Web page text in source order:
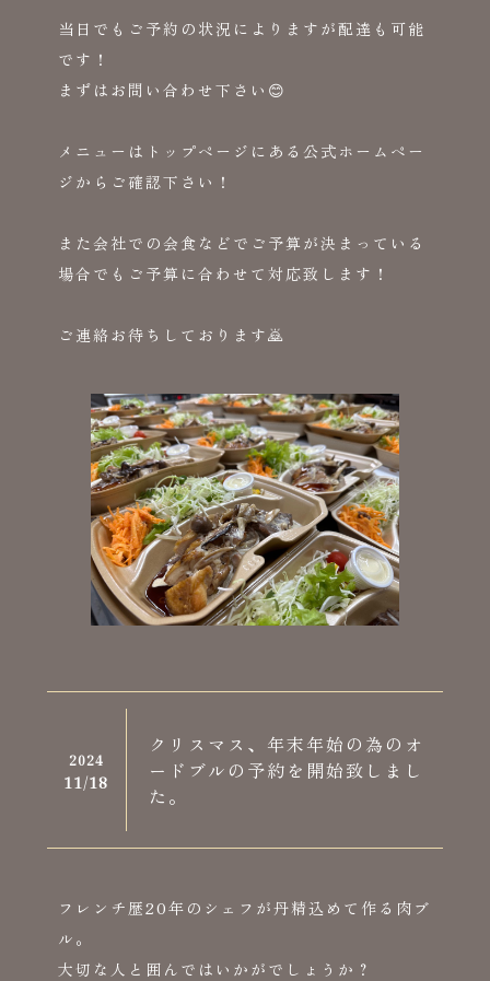
当日でもご予約の状況によりますが配達も可能
です！
まずはお問い合わせ下さい😊
メニューはトップページにある公式ホームペー
ジからご確認下さい！
また会社での会食などでご予算が決まっている
場合でもご予算に合わせて対応致します！
ご連絡お待ちしております🙇
2024
11/18
クリスマス、年末年始の為のオ
ードブルの予約を開始致しまし
た。
フレンチ歴20年のシェフが丹精込めて作る肉ブ
ル。
大切な人と囲んではいかがでしょうか？